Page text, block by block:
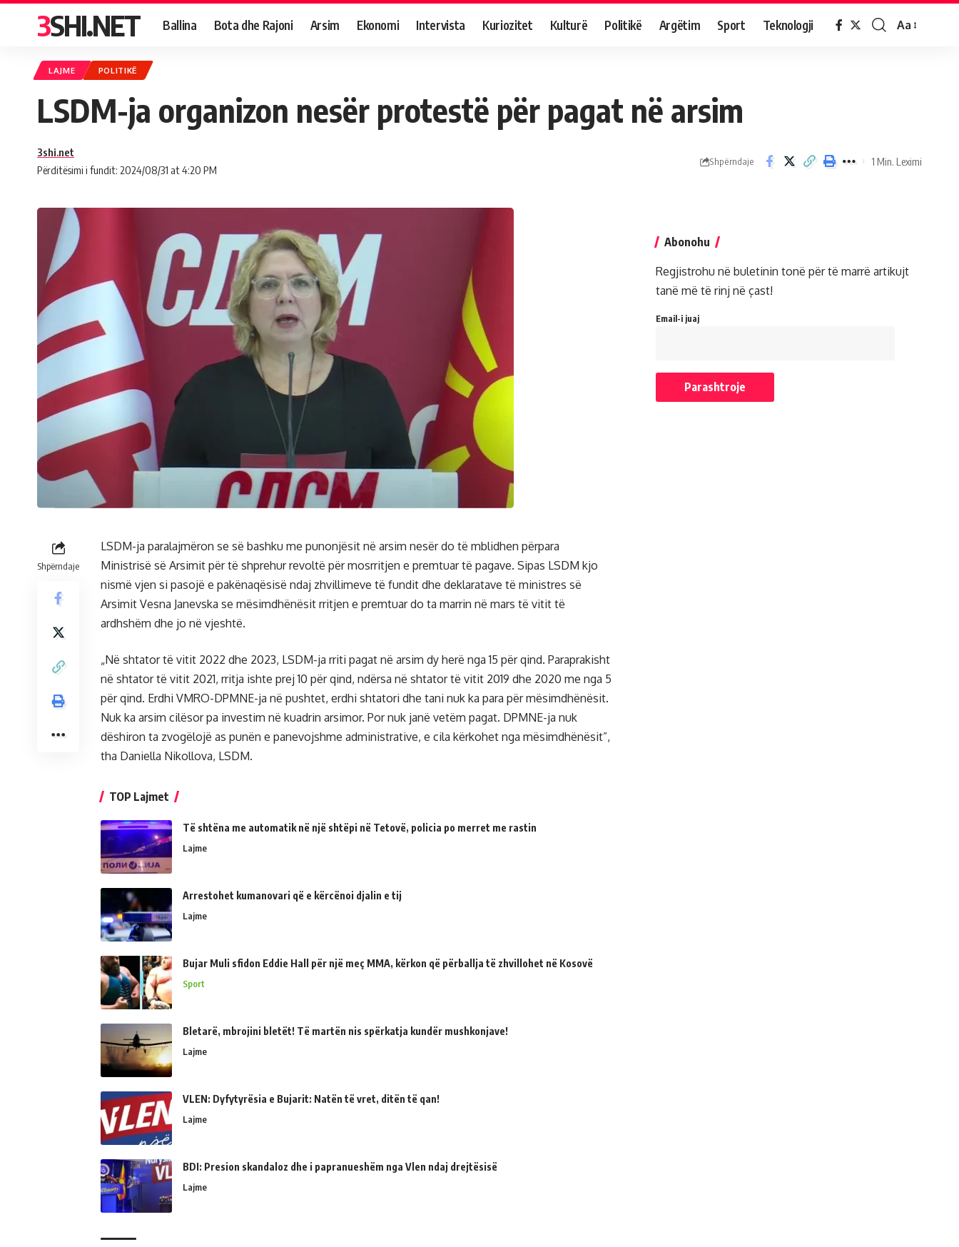
3SHI.NET Ballina Bota dhe Rajoni Arsim Ekonomi Intervista Kuriozitet Kulturë Politikë Argëtim Sport Teknologji Aa
LAJME POLITIKË
LSDM-ja organizon nesër protestë për pagat në arsim
Përditësimi i fundit: 2024/08/31 at 4:20 PM
3shi.net
Shpërndaje 1 Min. Leximi
Shpërndaje
LSDM-ja paralajmëron se së bashku me punonjësit në arsim nesër do të mblidhen përpara
Ministrisë së Arsimit për të shprehur revoltë për mosrritjen e premtuar të pagave. Sipas LSDM kjo
nismë vjen si pasojë e pakënaqësisë ndaj zhvillimeve të fundit dhe deklaratave të ministres së
Arsimit Vesna Janevska se mësimdhënësit rritjen e premtuar do ta marrin në mars të vitit të
ardhshëm dhe jo në vjeshtë.
„Në shtator të vitit 2022 dhe 2023, LSDM-ja rriti pagat në arsim dy herë nga 15 për qind. Paraprakisht
në shtator të vitit 2021, rritja ishte prej 10 për qind, ndërsa në shtator të vitit 2019 dhe 2020 me nga 5
për qind. Erdhi VMRO-DPMNE-ja në pushtet, erdhi shtatori dhe tani nuk ka para për mësimdhënësit.
Nuk ka arsim cilësor pa investim në kuadrin arsimor. Por nuk janë vetëm pagat. DPMNE-ja nuk
dëshiron ta zvogëlojë as punën e panevojshme administrative, e cila kërkohet nga mësimdhënësit”,
tha Daniella Nikollova, LSDM.
TOP Lajmet
Të shtëna me automatik në një shtëpi në Tetovë, policia po merret me rastin
Lajme
Arrestohet kumanovari që e kërcënoi djalin e tij
Lajme
Bujar Muli sfidon Eddie Hall për një meç MMA, kërkon që përballja të zhvillohet në Kosovë
Sport
Bletarë, mbrojini bletët! Të martën nis spërkatja kundër mushkonjave!
Lajme
VLEN: Dyfytyrësia e Bujarit: Natën të vret, ditën të qan!
Lajme
BDI: Presion skandaloz dhe i papranueshëm nga Vlen ndaj drejtësisë
Lajme
Abonohu
Regjistrohu në buletinin tonë për të marrë artikujt
tanë më të rinj në çast!
Email-i juaj